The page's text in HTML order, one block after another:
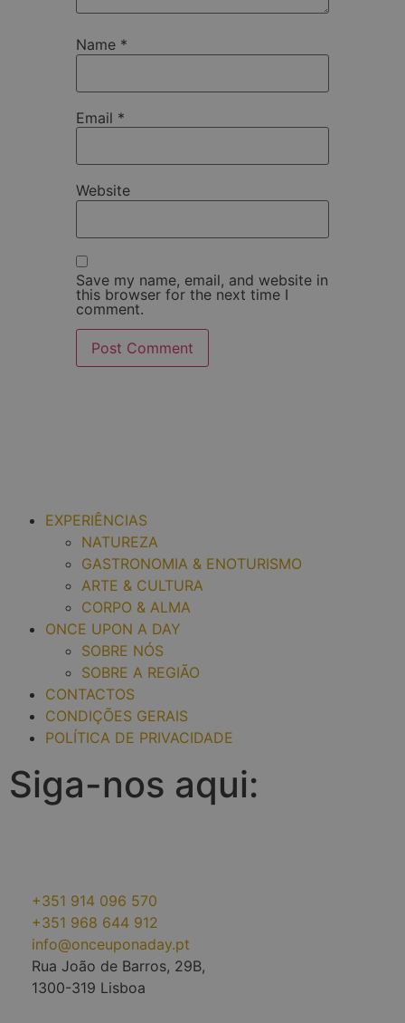
Name *
Email *
Website
Save my name, email, and website in
this browser for the next time I
comment.
EXPERIÊNCIAS
NATUREZA
GASTRONOMIA & ENOTURISMO
ARTE & CULTURA
CORPO & ALMA
ONCE UPON A DAY
SOBRE NÓS
SOBRE A REGIÃO
CONTACTOS
CONDIÇÕES GERAIS
POLÍTICA DE PRIVACIDADE
Siga-nos aqui:
+351 914 096 570
+351 968 644 912
info@onceuponaday.pt
Rua João de Barros, 29B,
1300-319 Lisboa